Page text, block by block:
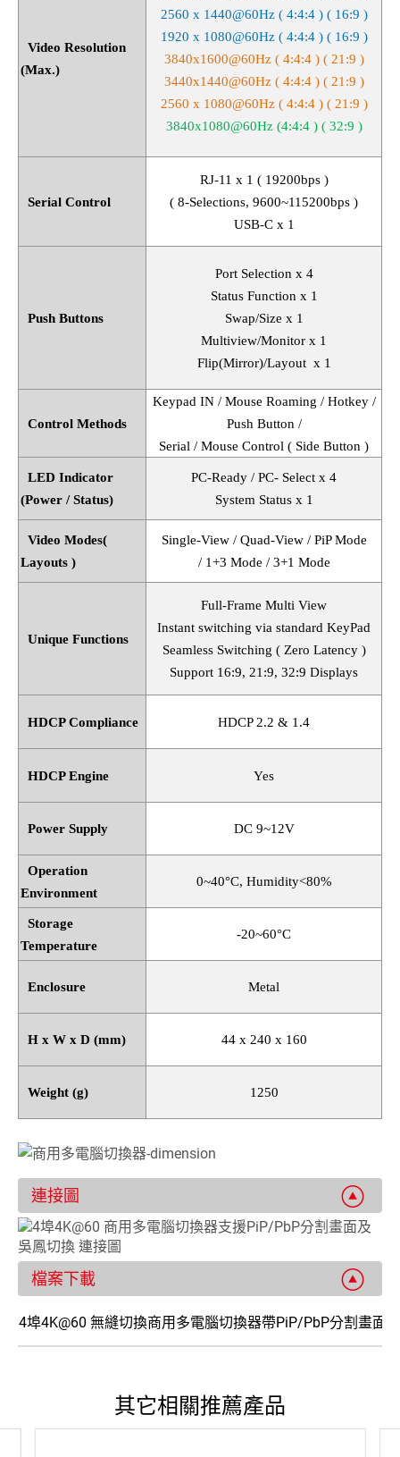
Video Resolution
(Max.)
2560 x 1440@60Hz ( 4:4:4 ) ( 16:9 )
1920 x 1080@60Hz ( 4:4:4 ) ( 16:9 )
3840x1600@60Hz ( 4:4:4 ) ( 21:9 )
3440x1440@60Hz ( 4:4:4 ) ( 21:9 )
2560 x 1080@60Hz ( 4:4:4 ) ( 21:9 )
3840x1080@60Hz (4:4:4 ) ( 32:9 )
Serial Control
RJ-11 x 1 ( 19200bps )
( 8-Selections, 9600~115200bps )
USB-C x 1
Push Buttons
Port Selection x 4
Status Function x 1
Swap/Size x 1
Multiview/Monitor x 1
Flip(Mirror)/Layout x 1
Control Methods
Keypad IN / Mouse Roaming / Hotkey /
Push Button /
Serial / Mouse Control ( Side Button )
LED Indicator
(Power / Status)
PC-Ready / PC- Select x 4
System Status x 1
Video Modes(
Layouts )
Single-View / Quad-View / PiP Mode
/ 1+3 Mode / 3+1 Mode
Unique Functions
Full-Frame Multi View
Instant switching via standard KeyPad
Seamless Switching ( Zero Latency )
Support 16:9, 21:9, 32:9 Displays
HDCP Compliance HDCP 2.2 & 1.4
HDCP Engine Yes
Power Supply DC 9~12V
Operation
Environment
0~40°C, Humidity<80%
Storage
Temperature
-20~60°C
Enclosure Metal
H x W x D (mm) 44 x 240 x 160
Weight (g) 1250
連接圖
檔案下載
4埠4K@60 無縫切換商用多電腦切換器帶PiP/PbP分割畫面
其它相關推薦產品